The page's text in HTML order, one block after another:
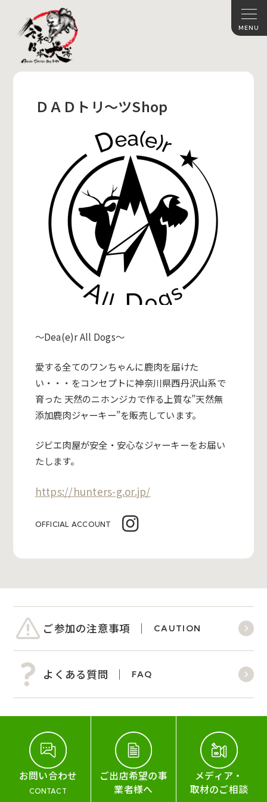
ＤＡＤトリ～ツShop
～Dea(e)r All Dogs～
愛する全てのワンちゃんに鹿肉を届けた
い・・・をコンセプトに神奈川県西丹沢山系で
育った 天然のニホンジカで作る上質な”天然無
添加鹿肉ジャーキー”を販売しています。
ジビエ肉屋が安全・安心なジャーキーをお届い
たします。
https://hunters-g.or.jp/
OFFICIAL ACCOUNT
ご参加の注意事項 CAUTION
よくある質問 FAQ
お問い合わせ
CONTACT
ご出店希望の事
業者様へ
メディア・
取材のご相談